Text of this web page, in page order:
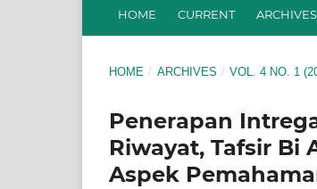
HOME CURRENT ARCHIVES
HOME / ARCHIVES / VOL. 4 NO. 1
Penerapan
Riwayat, Tafsir Bi
Aspek